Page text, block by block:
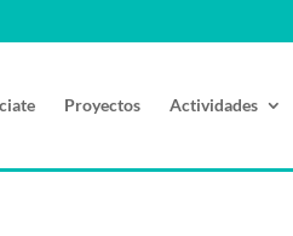
Proyectos Actividades